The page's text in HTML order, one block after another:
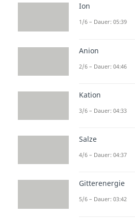
Nummer der
Anzahl der
Chlor (Cl) in
Demnach
(He) ist eine
der achten
)
nur zwei
gleichzeitig
Ion
1/6 – Dauer: 05:39
Anion
2/6 – Dauer: 04:46
Kation
3/6 – Dauer: 04:33
Salze
4/6 – Dauer: 04:37
Gitterenergie
5/6 – Dauer: 03:42